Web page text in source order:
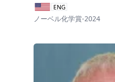
ENG
ノーベル化学賞-2024